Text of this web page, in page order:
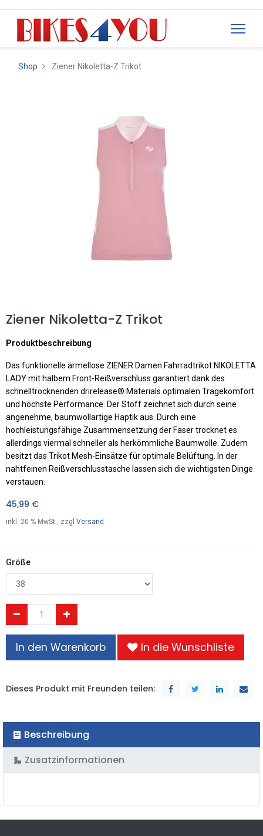
Shop Ziener Nikoletta-Z Trikot
Ziener Nikoletta-Z Trikot
Produktbeschreibung
Das funktionelle ärmellose ZIENER Damen Fahrradtrikot NIKOLETTA
LADY mit halbem Front-Reißverschluss garantiert dank des
schnelltrocknenden drirelease® Materials optimalen Tragekomfort
und höchste Performance. Der Stoff zeichnet sich durch seine
angenehme, baumwollartige Haptik aus. Durch eine
hochleistungsfähige Zusammensetzung der Faser trocknet es
allerdings viermal schneller als herkömmliche Baumwolle. Zudem
besitzt das Trikot Mesh-Einsätze für optimale Belüftung. In der
nahtfeinen Reißverschlusstasche lassen sich die wichtigsten Dinge
verstauen.
45,99 €
inkl. 20 % MwSt., zzgl Versand
Größe
In den Warenkorb In die Wunschliste
Dieses Produkt mit Freunden teilen:
Beschreibung
Zusatzinformationen